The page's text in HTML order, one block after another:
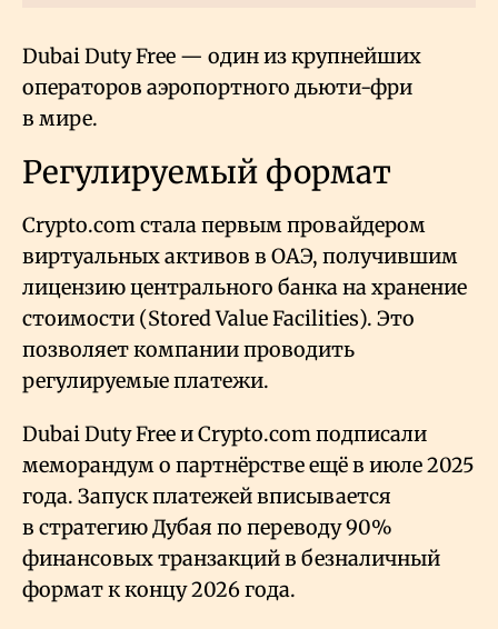
Dubai Duty Free — один из крупнейших
операторов аэропортного дьюти-фри
в мире.
Регулируемый формат
Crypto.com стала первым провайдером
виртуальных активов в ОАЭ, получившим
лицензию центрального банка на хранение
стоимости (Stored Value Facilities). Это
позволяет компании проводить
регулируемые платежи.
Dubai Duty Free и Crypto.com подписали
меморандум о партнёрстве ещё в июле 2025
года. Запуск платежей вписывается
в стратегию Дубая по переводу 90%
финансовых транзакций в безналичный
формат к концу 2026 года.